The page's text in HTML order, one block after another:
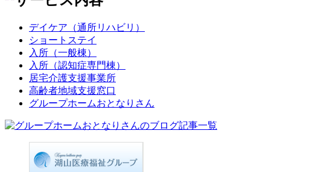
デイケア（通所リハビリ）
ショートステイ
入所（一般棟）
入所（認知症専門棟）
居宅介護支援事業所
高齢者地域支援窓口
グループホームおとなりさん